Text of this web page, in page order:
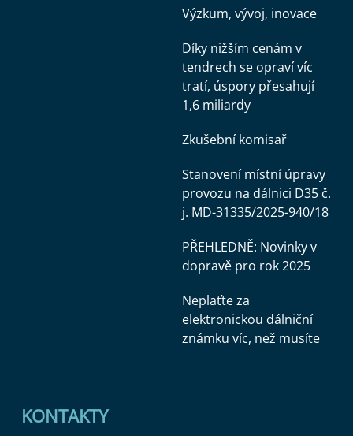
dalších zákonů, ve znění pozdějších předpisů,
zákon č. 181/2014 Sb., o kybernetické
Dále se MD při ochraně důvěrnosti statistických
údajů řídí metodickými pokyny ČSÚ, které jsou
zveřejněny na webové stránce ČSÚ
https://csu.gov.cz/klicove_dokumenty.
Výše uvedené legislativní předpisy a metodické
pokyny ČSÚ jsou závazné pro všechny
zaměstnance resortního pracoviště státní
pracovníci, kteří složili slib mlčenlivosti.
Výzkum, vývoj, inovace
Díky nižším cenám v
tendrech se opraví víc
tratí, úspory přesahují
1,6 miliardy
Zkušební komisař
Stanovení místní úpravy
provozu na dálnici D35 č.
j. MD-31335/2025-940/18
PŘEHLEDNĚ: Novinky v
dopravě pro rok 2025
Neplaťte za
elektronickou dálniční
známku víc, než musíte
KONTAKTY